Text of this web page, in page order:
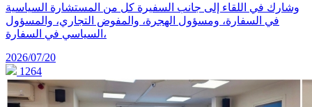
وشارك في اللقاء إلى جانب السفيرة كل من المستشارة السياسية
في السفارة، ومسؤول الهجرة، والمفوض التجاري، والمسؤول
السياسي في السفارة،
2026/07/20
1264